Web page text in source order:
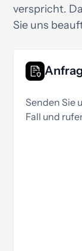
verspricht.
Sie uns
Senden Sie
Fall und